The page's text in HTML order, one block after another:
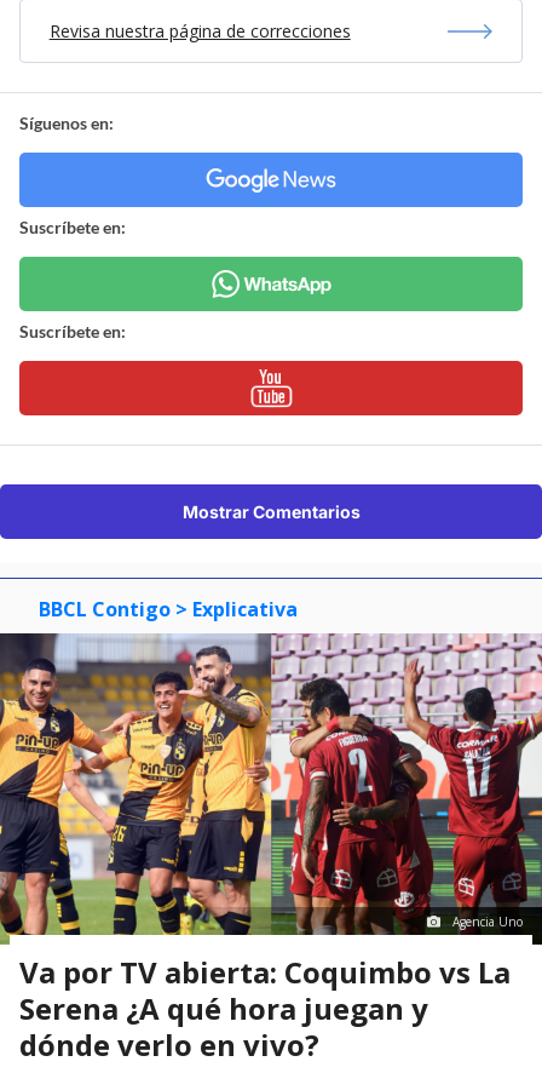
Revisa nuestra página de correcciones
Síguenos en:
Suscríbete en:
Suscríbete en:
Mostrar Comentarios
BBCL Contigo > Explicativa
Agencia Uno
Va por TV abierta: Coquimbo vs La
Serena ¿A qué hora juegan y
dónde verlo en vivo?